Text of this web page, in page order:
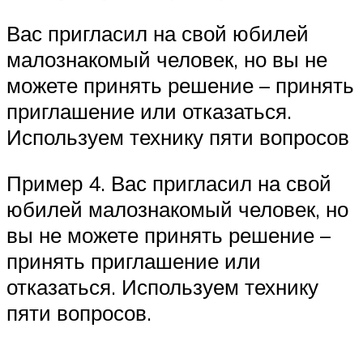
Вас пригласил на свой юбилей
малознакомый человек, но вы не
можете принять решение – принять
приглашение или отказаться.
Используем технику пяти вопросов
Пример 4. Вас пригласил на свой
юбилей малознакомый человек, но
вы не можете принять решение –
принять приглашение или
отказаться. Используем технику
пяти вопросов.